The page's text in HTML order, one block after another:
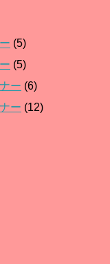
(5)
(5)
ー (6)
ー (12)